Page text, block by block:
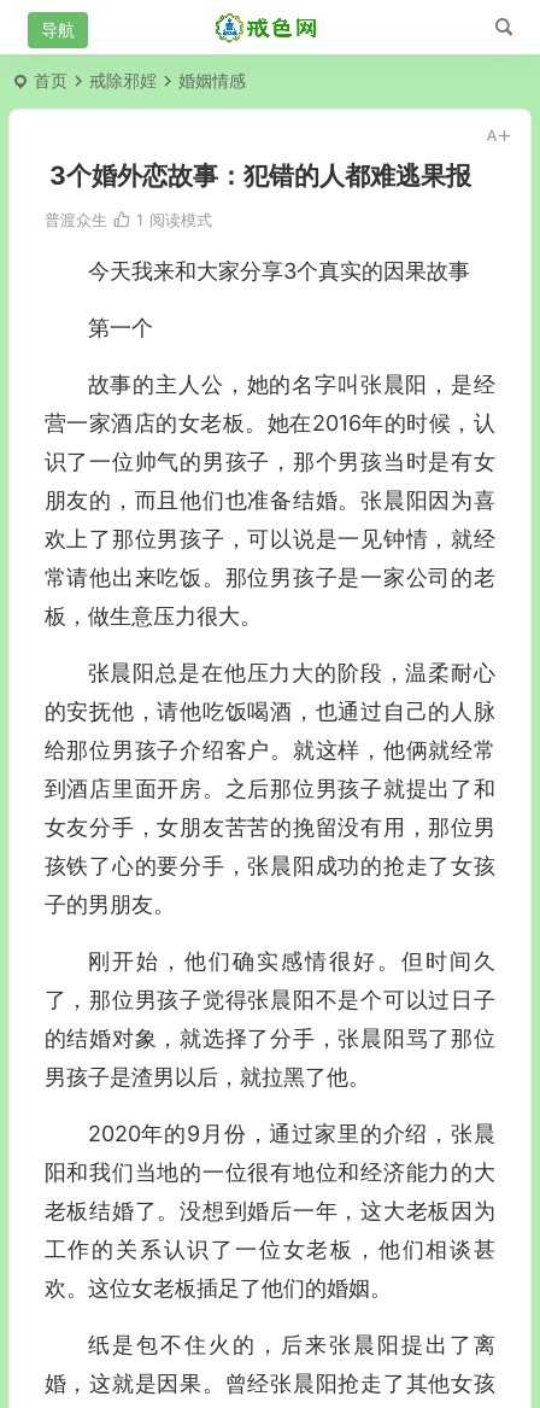
首页 戒除邪婬 婚姻情感
3个婚外恋故事：犯错的人都难逃果报
普渡众生 1 阅读模式
今天我来和大家分享3个真实的因果故事
第一个
故事的主人公，她的名字叫张晨阳，是经
营一家酒店的女老板。她在2016年的时候，认
识了一位帅气的男孩子，那个男孩当时是有女
朋友的，而且他们也准备结婚。张晨阳因为喜
欢上了那位男孩子，可以说是一见钟情，就经
常请他出来吃饭。那位男孩子是一家公司的老
板，做生意压力很大。
张晨阳总是在他压力大的阶段，温柔耐心
的安抚他，请他吃饭喝酒，也通过自己的人脉
给那位男孩子介绍客户。就这样，他俩就经常
到酒店里面开房。之后那位男孩子就提出了和
女友分手，女朋友苦苦的挽留没有用，那位男
孩铁了心的要分手，张晨阳成功的抢走了女孩
子的男朋友。
刚开始，他们确实感情很好。但时间久
了，那位男孩子觉得张晨阳不是个可以过日子
的结婚对象，就选择了分手，张晨阳骂了那位
男孩子是渣男以后，就拉黑了他。
2020年的9月份，通过家里的介绍，张晨
阳和我们当地的一位很有地位和经济能力的大
老板结婚了。没想到婚后一年，这大老板因为
工作的关系认识了一位女老板，他们相谈甚
欢。这位女老板插足了他们的婚姻。
纸是包不住火的，后来张晨阳提出了离
婚，这就是因果。曾经张晨阳抢走了其他女孩